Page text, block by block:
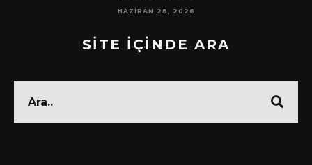
HAZIRAN 28, 2026
SİTE İÇİNDE ARA